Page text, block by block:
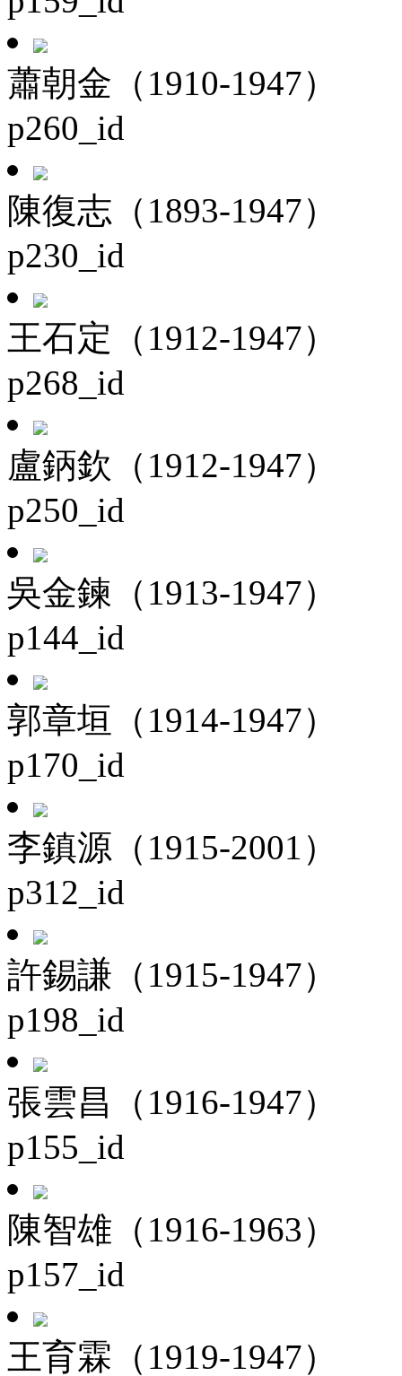
蕭朝金（1910-1947）
p260_id
陳復志（1893-1947）
p230_id
王石定（1912-1947）
p268_id
盧鈵欽（1912-1947）
p250_id
吳金鍊（1913-1947）
p144_id
郭章垣（1914-1947）
p170_id
李鎮源（1915-2001）
p312_id
許錫謙（1915-1947）
p198_id
張雲昌（1916-1947）
p155_id
陳智雄（1916-1963）
p157_id
王育霖（1919-1947）